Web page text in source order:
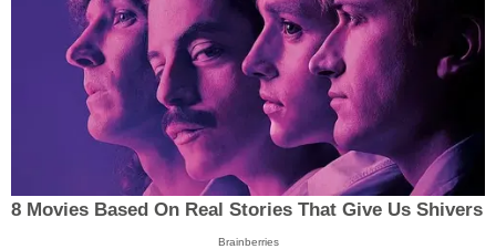
8 Movies Based On Real Stories That Give Us Shivers
Brainberries